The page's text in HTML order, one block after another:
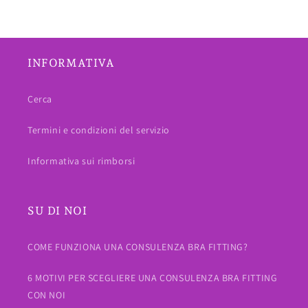
INFORMATIVA
Cerca
Termini e condizioni del servizio
Informativa sui rimborsi
SU DI NOI
COME FUNZIONA UNA CONSULENZA BRA FITTING?
6 MOTIVI PER SCEGLIERE UNA CONSULENZA BRA FITTING
CON NOI